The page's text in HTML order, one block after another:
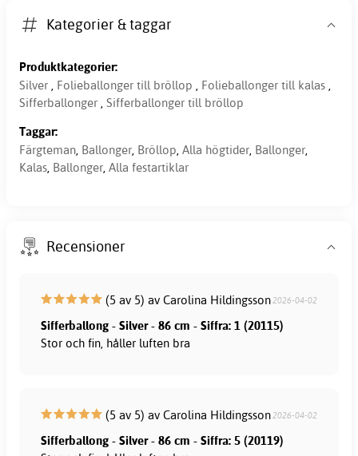
Kategorier & taggar
Produktkategorier:
Silver , Folieballonger till bröllop , Folieballonger till kalas ,
Sifferballonger , Sifferballonger till bröllop
Taggar:
Färgteman, Ballonger, Bröllop, Alla högtider, Ballonger,
Kalas, Ballonger, Alla festartiklar
Recensioner
(5 av 5) av Carolina Hildingsson 2026-04-02
Sifferballong - Silver - 86 cm - Siffra: 1 (20115)
Stor och fin, håller luften bra
(5 av 5) av Carolina Hildingsson 2026-04-02
Sifferballong - Silver - 86 cm - Siffra: 5 (20119)